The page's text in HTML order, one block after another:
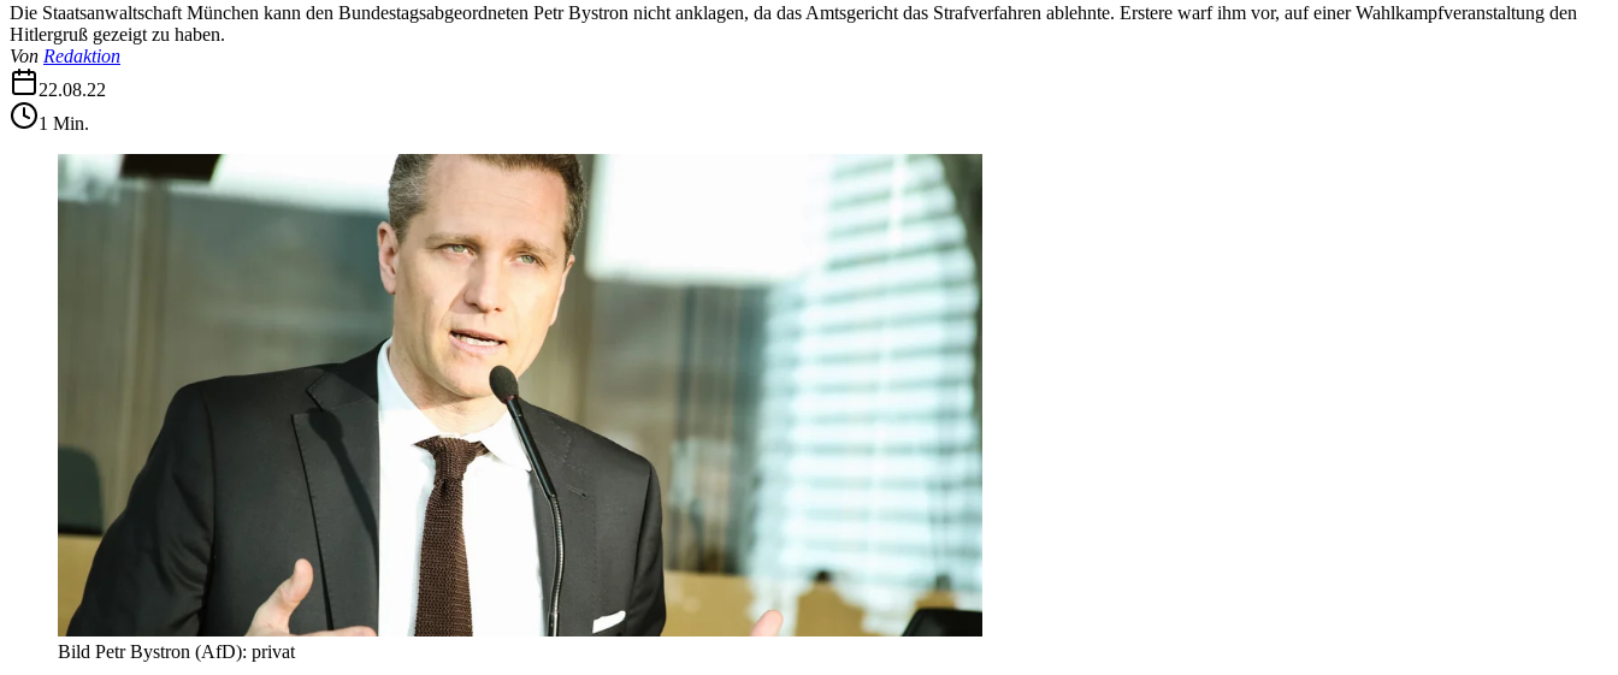
Die Staatsanwaltschaft München kann den Bundestagsabgeordneten Petr Bystron nicht anklagen, da das Amtsgericht das Strafverfahren ablehnte. Erstere warf ihm vor, auf einer Wahlkampfveranstaltung den
Hitlergruß gezeigt zu haben.
Von Redaktion
22.08.22
1 Min.
Bild Petr Bystron (AfD): privat